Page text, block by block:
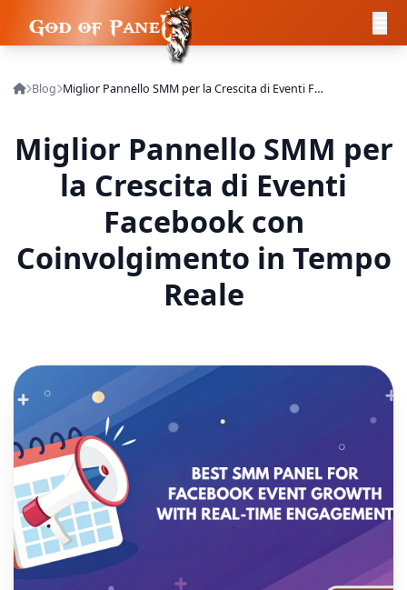
Blog Miglior Pannello SMM per la Crescita di Eventi Facebook con Coinvolgimento in Tempo Reale
Miglior Pannello SMM per
la Crescita di Eventi
Facebook con
Coinvolgimento in Tempo
Reale